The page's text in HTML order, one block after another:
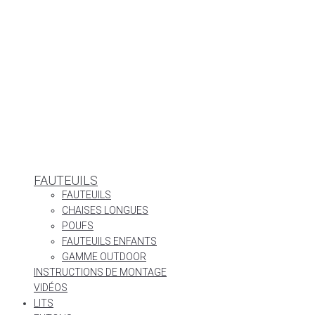
FAUTEUILS
FAUTEUILS
CHAISES LONGUES
POUFS
FAUTEUILS ENFANTS
GAMME OUTDOOR
INSTRUCTIONS DE MONTAGE
VIDÉOS
LITS